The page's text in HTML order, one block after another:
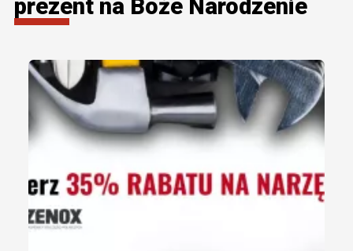
prezent na Boże Narodzenie